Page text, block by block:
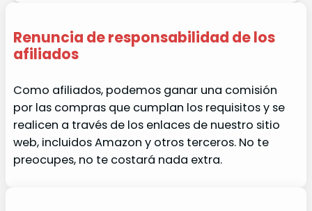
Renuncia de responsabilidad de los
afiliados
Como afiliados, podemos ganar una comisión
por las compras que cumplan los requisitos y se
realicen a través de los enlaces de nuestro sitio
web, incluidos Amazon y otros terceros. No te
preocupes, no te costará nada extra.